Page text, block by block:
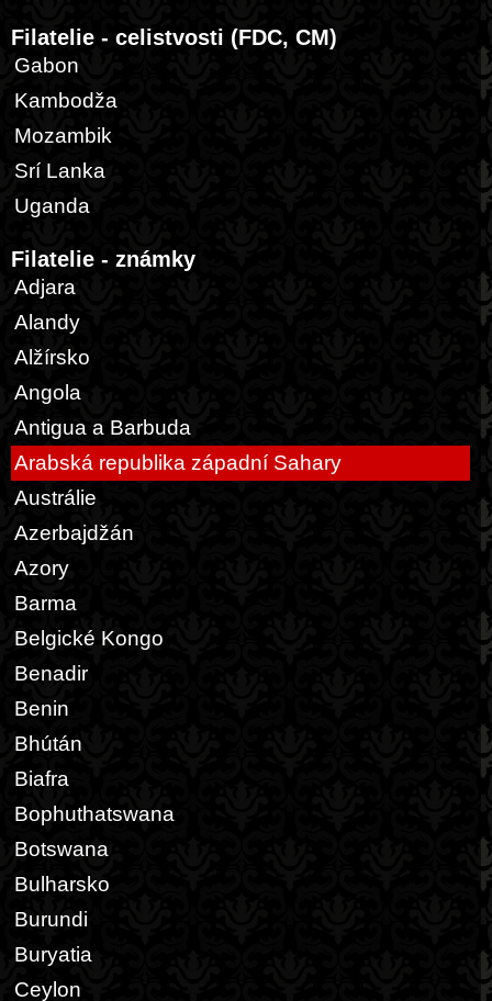
Filatelie - celistvosti (FDC, CM)
Gabon
Kambodža
Mozambik
Srí Lanka
Uganda
Filatelie - známky
Adjara
Alandy
Alžírsko
Angola
Antigua a Barbuda
Arabská republika západní Sahary
Austrálie
Azerbajdžán
Azory
Barma
Belgické Kongo
Benadir
Benin
Bhútán
Biafra
Bophuthatswana
Botswana
Bulharsko
Burundi
Buryatia
Ceylon